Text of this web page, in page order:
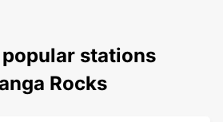
stations
Rocks